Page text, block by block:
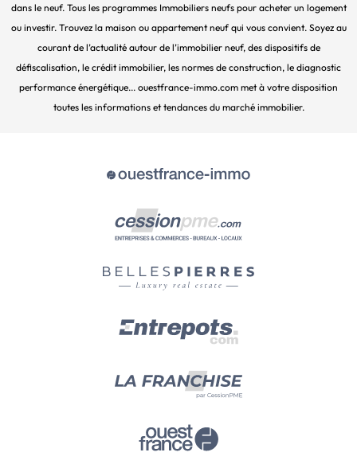
dans le neuf. Tous les programmes Immobiliers neufs pour acheter un logement
ou investir. Trouvez la maison ou appartement neuf qui vous convient. Soyez au
courant de l’actualité autour de l’immobilier neuf, des dispositifs de
défiscalisation, le crédit immobilier, les normes de construction, le diagnostic
performance énergétique... ouestfrance-immo.com met à votre disposition
toutes les informations et tendances du marché immobilier.